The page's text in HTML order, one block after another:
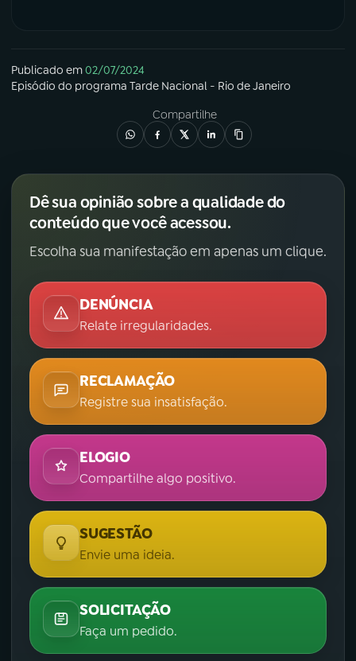
Publicado em02/07/2024
Episódio do programa Tarde Nacional - Rio de Janeiro
Compartilhe
Dê sua opinião sobre a qualidade do
conteúdo que você acessou.
Escolha sua manifestação em apenas um clique.
DENÚNCIA
Relate irregularidades.
RECLAMAÇÃO
Registre sua insatisfação.
ELOGIO
Compartilhe algo positivo.
SUGESTÃO
Envie uma ideia.
SOLICITAÇÃO
Faça um pedido.